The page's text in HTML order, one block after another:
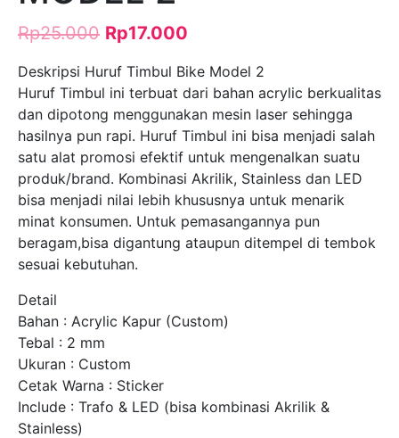
Rp25.000 Rp17.000
Deskripsi Huruf Timbul Bike Model 2
Huruf Timbul ini terbuat dari bahan acrylic berkualitas
dan dipotong menggunakan mesin laser sehingga
hasilnya pun rapi. Huruf Timbul ini bisa menjadi salah
satu alat promosi efektif untuk mengenalkan suatu
produk/brand. Kombinasi Akrilik, Stainless dan LED
bisa menjadi nilai lebih khususnya untuk menarik
minat konsumen. Untuk pemasangannya pun
beragam,bisa digantung ataupun ditempel di tembok
sesuai kebutuhan.
Detail
Bahan : Acrylic Kapur (Custom)
Tebal : 2 mm
Ukuran : Custom
Cetak Warna : Sticker
Include : Trafo & LED (bisa kombinasi Akrilik &
Stainless)